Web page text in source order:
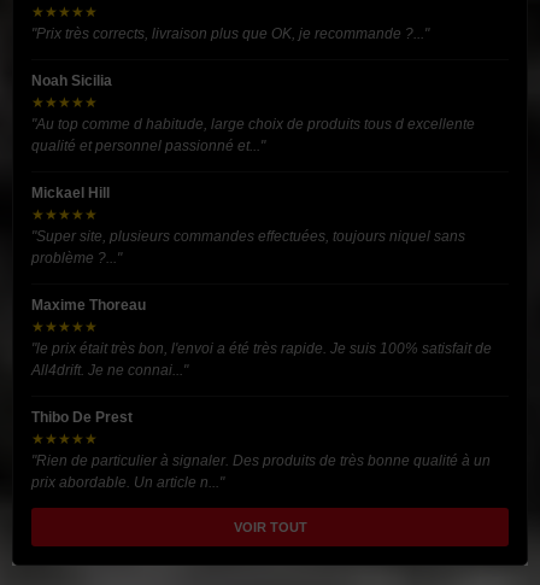
★★★★★
"Prix très corrects, livraison plus que OK, je recommande ?..."
Noah Sicilia
★★★★★
"Au top comme d habitude, large choix de produits tous d excellente
qualité et personnel passionné et..."
Mickael Hill
★★★★★
"Super site, plusieurs commandes effectuées, toujours niquel sans
problème ?..."
Maxime Thoreau
★★★★★
"le prix était très bon, l'envoi a été très rapide. Je suis 100% satisfait de
All4drift. Je ne connai..."
Thibo De Prest
★★★★★
"Rien de particulier à signaler. Des produits de très bonne qualité à un
prix abordable. Un article n..."
VOIR TOUT